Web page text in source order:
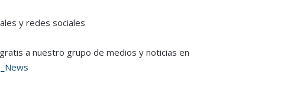
y redes sociales
a nuestro grupo de medios y noticias en